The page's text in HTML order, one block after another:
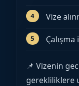
Vize
Çalışma
📌 Vizenin
gerekliliklere